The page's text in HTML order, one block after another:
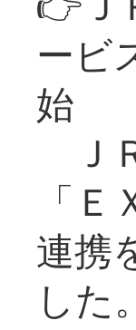
ービ
始
Ｊ
「
連携
した